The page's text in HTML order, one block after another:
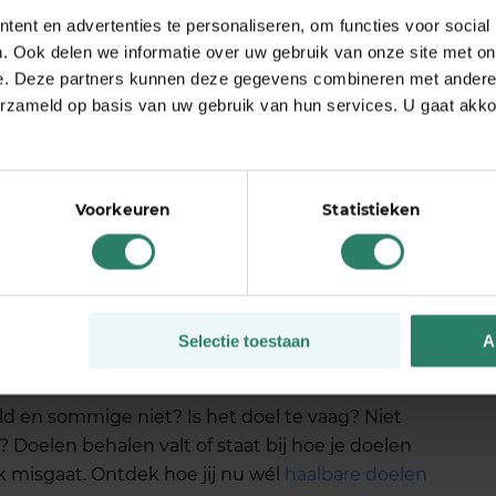
en advertenties te personaliseren, om functies voor
Ook delen we informatie over uw gebruik van onze site met
Deze partners kunnen deze gegevens combineren met
op basis van uw gebruik van hun services. U gaat
Voorkeuren Statistieken
Selectie toestaan
je financiële buffer in de steigers gezet en je
op zoek naar de goede balans tussen werken en
nee te zeggen tegen een klus? Of ben je 24 om 7
telefoon op slot en kan mijn apps niet meer
scrollen. s ’Ochtends sta ik dan weer vroeg
taken al afgevinkt.’
en plannen maken
en sommige niet? Is het doel te vaag? Niet
behalen valt of staat bij hoe je doelen
misgaat. Ontdek hoe jij nu wél
haalbare doelen